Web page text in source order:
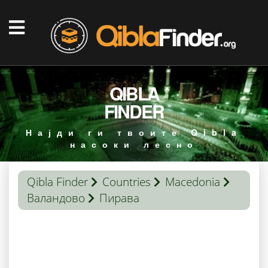
QIBLA
FINDER
Најди ги твоите Qibla
насоки лесно
Qibla Finder Countries
Macedonia
Валандово
Пирава